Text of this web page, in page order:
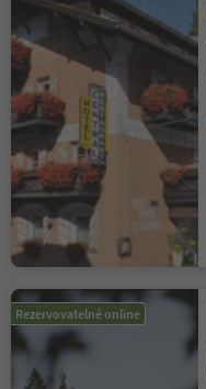
Rezervovatelné online